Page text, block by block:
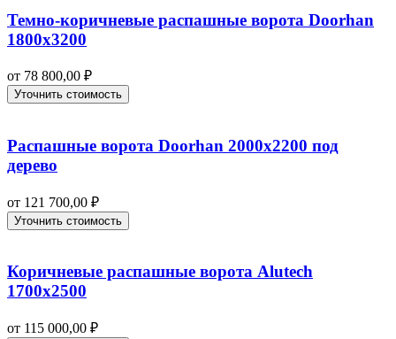
Темно-коричневые распашные ворота Doorhan
1800х3200
от 78 800,00 ₽
Уточнить стоимость
Распашные ворота Doorhan 2000х2200 под
дерево
от 121 700,00 ₽
Уточнить стоимость
Коричневые распашные ворота Alutech
1700х2500
от 115 000,00 ₽